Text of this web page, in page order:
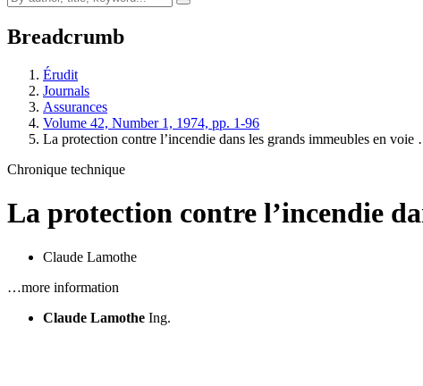
Breadcrumb
Érudit
Journals
Assurances
Volume 42, Number 1, 1974, pp. 1-96
La protection contre l’incendie dans les grands immeubles en voie
Chronique technique
La protection contre l’incendie
Claude Lamothe
…more information
Claude Lamothe Ing.